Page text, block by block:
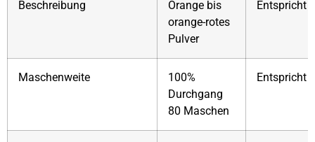
Beschreibung
Orange bis
orange-rotes
Pulver
Entspricht
Maschenweite
100%
Durchgang
80 Maschen
Entspricht